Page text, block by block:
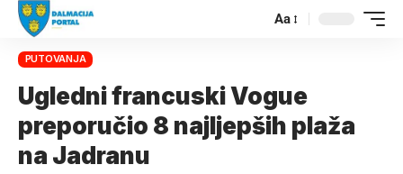
Aa
PUTOVANJA
Ugledni francuski Vogue
preporučio 8 najljepših plaža
na Jadranu